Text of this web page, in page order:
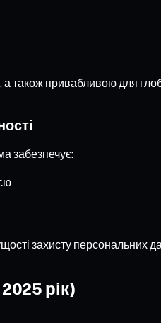
привабливою для
забезпечує:
захисту персональних
рік)